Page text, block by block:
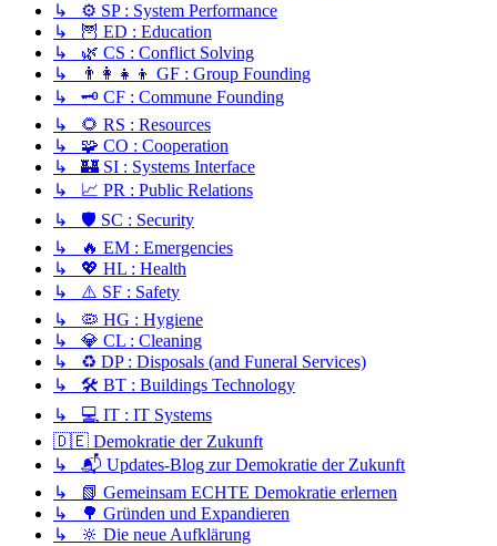
↳ ⚙️ SP : System Performance
↳ 🦉 ED : Education
↳ 🌿 CS : Conflict Solving
↳ 👨‍👩‍👧‍👦 GF : Group Founding
↳ 🗝️ CF : Commune Founding
↳ 🌻 RS : Resources
↳ 🧩 CO : Cooperation
↳ 🏰 SI : Systems Interface
↳ 📈 PR : Public Relations
↳ 🛡️ SC : Security
↳ 🔥 EM : Emergencies
↳ 💖 HL : Health
↳ ⚠️ SF : Safety
↳ 🦠 HG : Hygiene
↳ 💎 CL : Cleaning
↳ ♻️ DP : Disposals (and Funeral Services)
↳ 🛠️ BT : Buildings Technology
↳ 💻 IT : IT Systems
🇩🇪 Demokratie der Zukunft
↳ 📬 Updates-Blog zur Demokratie der Zukunft
↳ 📗 Gemeinsam ECHTE Demokratie erlernen
↳ 🌳 Gründen und Expandieren
↳ 🔆 Die neue Aufklärung